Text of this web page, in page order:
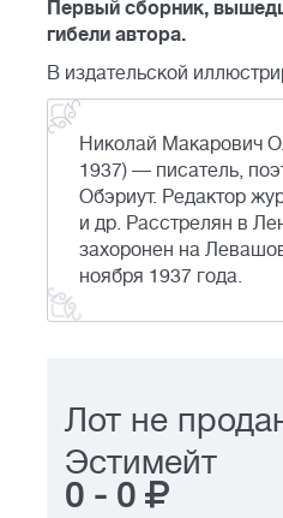
Первый сборник,
гибели автора.
В издательской
Николай Макарович
1937) — писатель,
Обэриут. Редактор
и др. Расстрелян в
захоронен на
ноября 1937 года.
Лот не
Эстимейт
0 - 0